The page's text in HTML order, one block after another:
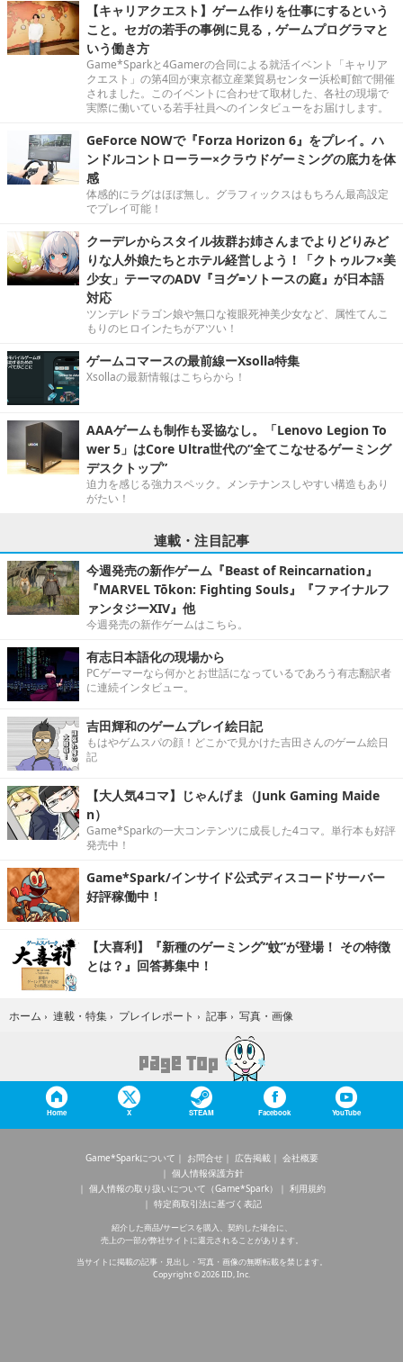
【キャリアクエスト】ゲーム作りを仕事にするという
こと。セガの若手の事例に見る，ゲームプログラマと
いう働き方
Game*Sparkと4Gamerの合同による就活イベント「キャリア
クエスト」の第4回が東京都立産業貿易センター浜松町館で開催
されました。このイベントに合わせて取材した、各社の現場で
実際に働いている若手社員へのインタビューをお届けします。
GeForce NOWで『Forza Horizon 6』をプレイ。ハ
ンドルコントローラー×クラウドゲーミングの底力を体
感
体感的にラグはほぼ無し。グラフィックスはもちろん最高設定
でプレイ可能！
クーデレからスタイル抜群お姉さんまでよりどりみど
りな人外娘たちとホテル経営しよう！「クトゥルフ×美
少女」テーマのADV『ヨグ=ソトースの庭』が日本語
対応
ツンデレドラゴン娘や無口な複眼死神美少女など、属性てんこ
もりのヒロインたちがアツい！
ゲームコマースの最前線ーXsolla特集
Xsollaの最新情報はこちらから！
AAAゲームも制作も妥協なし。「Lenovo Legion To
wer 5」はCore Ultra世代の“全てこなせるゲーミング
デスクトップ”
迫力を感じる強力スペック。メンテナンスしやすい構造もあり
がたい！
連載・注目記事
今週発売の新作ゲーム『Beast of Reincarnation』
『MARVEL Tōkon: Fighting Souls』『ファイナルフ
ァンタジーXIV』他
今週発売の新作ゲームはこちら。
有志日本語化の現場から
PCゲーマーなら何かとお世話になっているであろう有志翻訳者
に連続インタビュー。
吉田輝和のゲームプレイ絵日記
もはやゲムスパの顔！どこかで見かけた吉田さんのゲーム絵日
記
【大人気4コマ】じゃんげま（Junk Gaming Maide
n）
Game*Sparkの一大コンテンツに成長した4コマ。単行本も好評
発売中！
Game*Spark/インサイド公式ディスコードサーバー
好評稼働中！
【大喜利】『新種のゲーミング“蚊”が登場！ その特徴
とは？』回答募集中！
ホーム › 連載・特集 › プレイレポート › 記事 › 写真・画像
Home X STEAM Facebook YouTube
Game*Sparkについて お問合せ 広告掲載
会社概要
個人情報保護方針
個人情報の取り扱いについて（Game*Spark）
利用規約
特定商取引法に基づく表記
紹介した商品/サービスを購入、契約した場合に、
売上の一部が弊社サイトに還元されることがあります。
当サイトに掲載の記事・見出し・写真・画像の無断転載を禁じます。
Copyright © 2026 IID, Inc.